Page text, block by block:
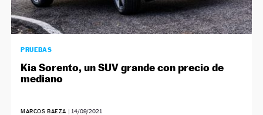
PRUEBAS
Kia Sorento, un SUV grande con precio de
mediano
MARCOS BAEZA | 14/09/2021